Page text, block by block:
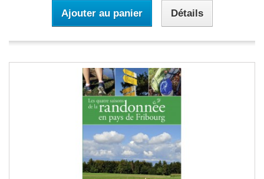
Ajouter au panier Détails